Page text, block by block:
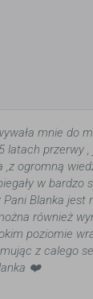
mnie do
latach przerwy ,
ogromną
w bardzo
Blanka jest
również
poziomie
z calego
❤️